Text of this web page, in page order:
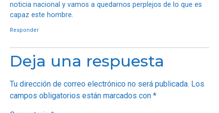
noticia nacional y vamos a quedarnos perplejos de lo que es
capaz este hombre.
Responder
Deja una respuesta
Tu dirección de correo electrónico no será publicada. Los
campos obligatorios están marcados con *